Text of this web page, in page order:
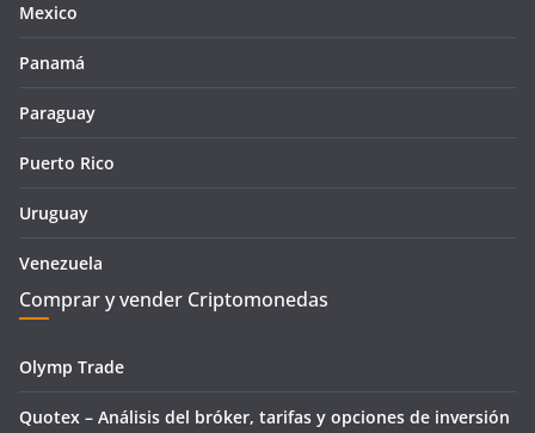
Mexico
Panamá
Paraguay
Puerto Rico
Uruguay
Venezuela
Comprar y vender Criptomonedas
Olymp Trade
Quotex – Análisis del bróker, tarifas y opciones de inversión